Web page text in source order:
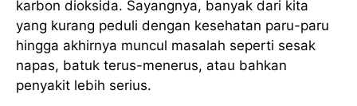
karbon dioksida. Sayangnya, banyak dari kita
yang kurang peduli dengan kesehatan paru-paru
hingga akhirnya muncul masalah seperti sesak
napas, batuk terus-menerus, atau bahkan
penyakit lebih serius.